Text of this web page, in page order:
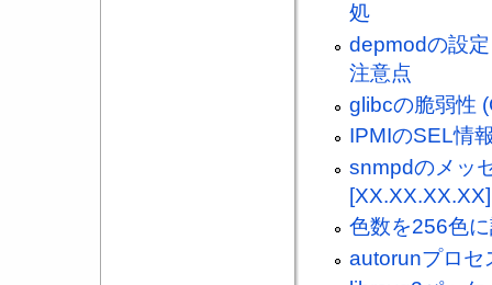
処
depmodの設
注意点
glibcの脆弱性
IPMIのSEL情
snmpdのメッ
色数を256色
autorunプロセ